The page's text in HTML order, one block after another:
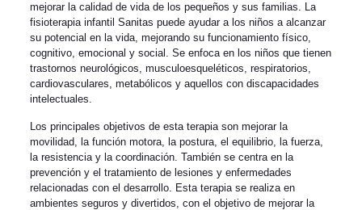
mejorar la calidad de vida de los pequeños y sus familias. La
fisioterapia infantil Sanitas puede ayudar a los niños a alcanzar
su potencial en la vida, mejorando su funcionamiento físico,
cognitivo, emocional y social. Se enfoca en los niños que tienen
trastornos neurológicos, musculoesqueléticos, respiratorios,
cardiovasculares, metabólicos y aquellos con discapacidades
intelectuales.
Los principales objetivos de esta terapia son mejorar la
movilidad, la función motora, la postura, el equilibrio, la fuerza,
la resistencia y la coordinación. También se centra en la
prevención y el tratamiento de lesiones y enfermedades
relacionadas con el desarrollo. Esta terapia se realiza en
ambientes seguros y divertidos, con el objetivo de mejorar la